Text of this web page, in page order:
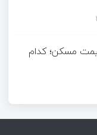
مسکن؛ کدام